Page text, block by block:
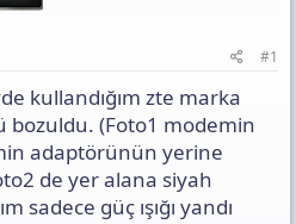
ı
#1
kullandığım zte marka
(Foto1 modemin
adaptörünün yerine
de yer alana siyah
sadece güç ışığı yandı